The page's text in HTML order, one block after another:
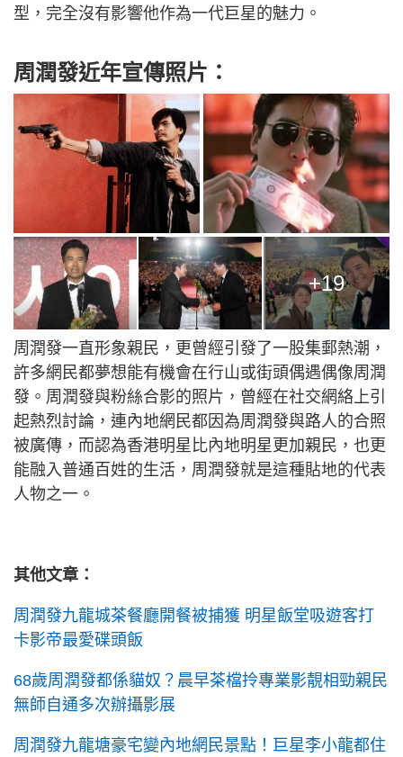
型，完全沒有影響他作為一代巨星的魅力。
周潤發近年宣傳照片：
+19
周潤發一直形象親民，更曾經引發了一股集郵熱潮，
許多網民都夢想能有機會在行山或街頭偶遇偶像周潤
發。周潤發與粉絲合影的照片，曾經在社交網絡上引
起熱烈討論，連內地網民都因為周潤發與路人的合照
被廣傳，而認為香港明星比內地明星更加親民，也更
能融入普通百姓的生活，周潤發就是這種貼地的代表
人物之一。
其他文章：
周潤發九龍城茶餐廳開餐被捕獲 明星飯堂吸遊客打
卡影帝最愛碟頭飯
68歲周潤發都係貓奴？晨早茶檔拎專業影靚相勁親民
無師自通多次辦攝影展
周潤發九龍塘豪宅變內地網民景點！巨星李小龍都住